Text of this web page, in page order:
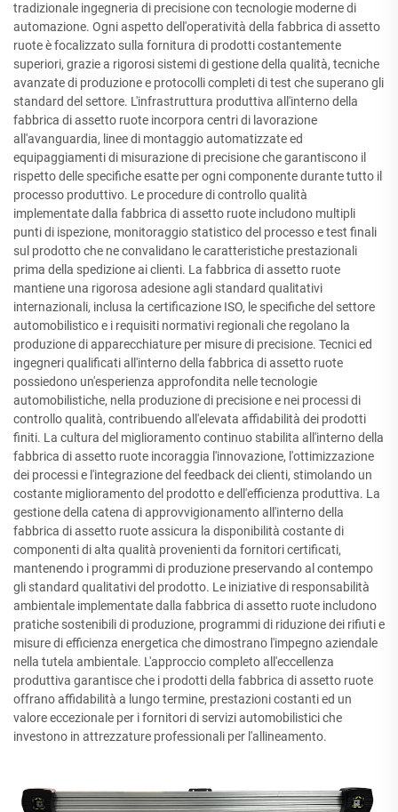
tradizionale ingegneria di precisione con tecnologie moderne di
automazione. Ogni aspetto dell'operatività della fabbrica di assetto
ruote è focalizzato sulla fornitura di prodotti costantemente
superiori, grazie a rigorosi sistemi di gestione della qualità, tecniche
avanzate di produzione e protocolli completi di test che superano gli
standard del settore. L'infrastruttura produttiva all'interno della
fabbrica di assetto ruote incorpora centri di lavorazione
all'avanguardia, linee di montaggio automatizzate ed
equipaggiamenti di misurazione di precisione che garantiscono il
rispetto delle specifiche esatte per ogni componente durante tutto il
processo produttivo. Le procedure di controllo qualità
implementate dalla fabbrica di assetto ruote includono multipli
punti di ispezione, monitoraggio statistico del processo e test finali
sul prodotto che ne convalidano le caratteristiche prestazionali
prima della spedizione ai clienti. La fabbrica di assetto ruote
mantiene una rigorosa adesione agli standard qualitativi
internazionali, inclusa la certificazione ISO, le specifiche del settore
automobilistico e i requisiti normativi regionali che regolano la
produzione di apparecchiature per misure di precisione. Tecnici ed
ingegneri qualificati all'interno della fabbrica di assetto ruote
possiedono un'esperienza approfondita nelle tecnologie
automobilistiche, nella produzione di precisione e nei processi di
controllo qualità, contribuendo all'elevata affidabilità dei prodotti
finiti. La cultura del miglioramento continuo stabilita all'interno della
fabbrica di assetto ruote incoraggia l'innovazione, l'ottimizzazione
dei processi e l'integrazione del feedback dei clienti, stimolando un
costante miglioramento del prodotto e dell'efficienza produttiva. La
gestione della catena di approvvigionamento all'interno della
fabbrica di assetto ruote assicura la disponibilità costante di
componenti di alta qualità provenienti da fornitori certificati,
mantenendo i programmi di produzione preservando al contempo
gli standard qualitativi del prodotto. Le iniziative di responsabilità
ambientale implementate dalla fabbrica di assetto ruote includono
pratiche sostenibili di produzione, programmi di riduzione dei rifiuti e
misure di efficienza energetica che dimostrano l'impegno aziendale
nella tutela ambientale. L'approccio completo all'eccellenza
produttiva garantisce che i prodotti della fabbrica di assetto ruote
offrano affidabilità a lungo termine, prestazioni costanti ed un
valore eccezionale per i fornitori di servizi automobilistici che
investono in attrezzature professionali per l'allineamento.